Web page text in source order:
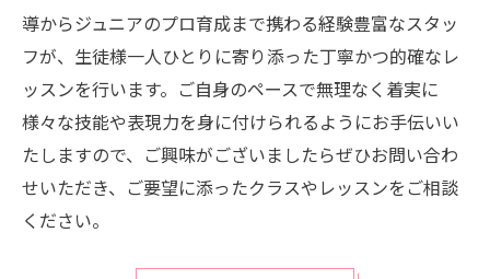
導からジュニアのプロ育成まで携わる経験豊富なスタッ
フが、生徒様一人ひとりに寄り添った丁寧かつ的確なレ
ッスンを行います。ご自身のペースで無理なく着実に
様々な技能や表現力を身に付けられるようにお手伝いい
たしますので、ご興味がございましたらぜひお問い合わ
せいただき、ご要望に添ったクラスやレッスンをご相談
ください。